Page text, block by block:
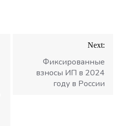
Next:
Фиксированные
взносы ИП в 2024
году в России